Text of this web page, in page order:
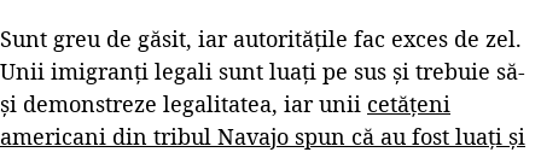
Sunt greu de găsit, iar autoritățile fac exces de zel.
Unii imigranți legali sunt luați pe sus și trebuie să-
și demonstreze legalitatea, iar unii cetățeni
americani din tribul Navajo spun că au fost luați și